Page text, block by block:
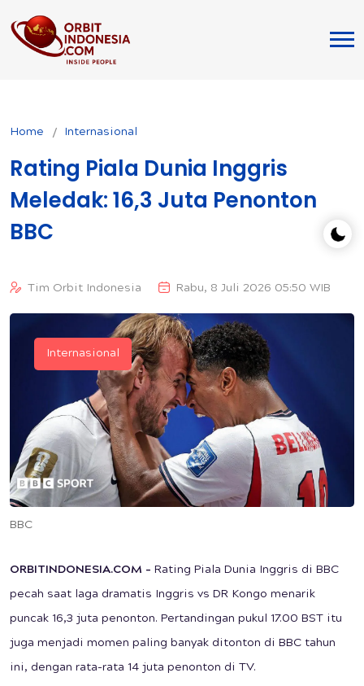
Home Internasional
Rating Piala Dunia Inggris
Meledak: 16,3 Juta Penonton
BBC
Tim Orbit Indonesia Rabu, 8 Juli 2026 05:50 WIB
BBC
Internasional
ORBITINDONESIA.COM – Rating Piala Dunia Inggris di BBC
pecah saat laga dramatis Inggris vs DR Kongo menarik
puncak 16,3 juta penonton. Pertandingan pukul 17.00 BST itu
juga menjadi momen paling banyak ditonton di BBC tahun
ini, dengan rata-rata 14 juta penonton di TV.